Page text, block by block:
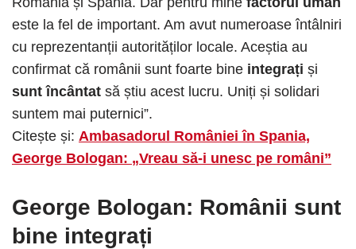
este la fel de important. Am avut numeroase întâlniri
cu reprezentanții autorităților locale. Aceștia au
confirmat că românii sunt foarte bine integrați și
sunt încântat să știu acest lucru. Uniți și solidari
suntem mai puternici”.
Citește și: Ambasadorul României în Spania,
George Bologan: „Vreau să-i unesc pe români”
George Bologan: Românii sunt
bine integrați